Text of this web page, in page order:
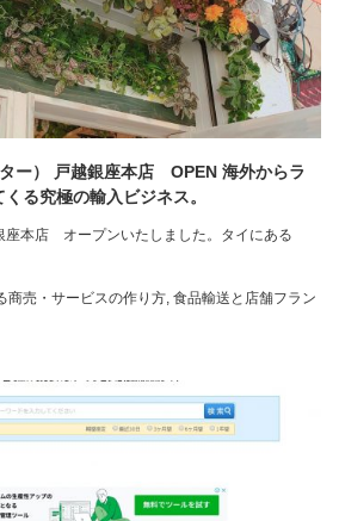
ー） 戸越銀座本店 OPEN 海外からラ
る究極の輸入ビジネス。
座本店 オープンいたしました。タイにある
商売・サービスの作り方 食品輸送と店舗フラン